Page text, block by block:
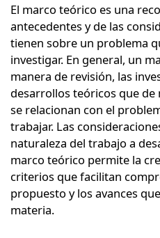
El marco teórico es una
antecedentes y de las
tienen sobre un problema
investigar. En general, un
manera de revisión, las
desarrollos teóricos que
se relacionan con el
trabajar. Las
naturaleza del trabajo a
marco teórico permite la
criterios que facilitan
propuesto y los avances
materia.